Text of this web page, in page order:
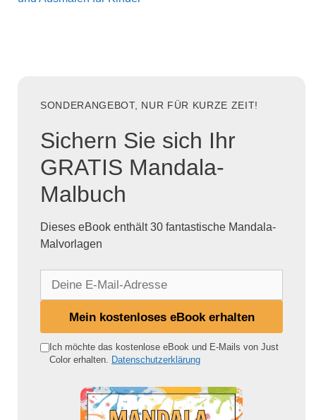
SONDERANGEBOT, NUR FÜR KURZE ZEIT!
Sichern Sie sich Ihr
GRATIS Mandala-
Malbuch
Dieses eBook enthält 30 fantastische Mandala-
Malvorlagen
e
Mein kostenloses eBook erhalten
Ich möchte das kostenlose eBook und E-Mails von Just
Color erhalten. Datenschutzerklärung